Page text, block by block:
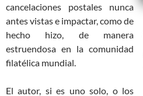
cancelaciones postales nunca
antes vistas e impactar, como de
hecho hizo, de manera
estruendosa en la comunidad
filatélica mundial.
El autor, si es uno solo, o los